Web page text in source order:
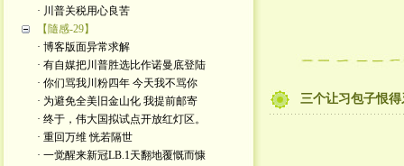
· 川普关税用心良苦
【隨感-29】
· 博客版面异常求解
· 有自媒把川普胜选比作诺曼底登陆
· 你们骂我川粉四年 今天我不骂你
· 为避免全美旧金山化 我提前邮寄
· 终于，伟大国拟试点开放红灯区。
· 重回万维 恍若隔世
· 一觉醒来新冠LB.1天翻地覆慨而慷
三个让习包子恨